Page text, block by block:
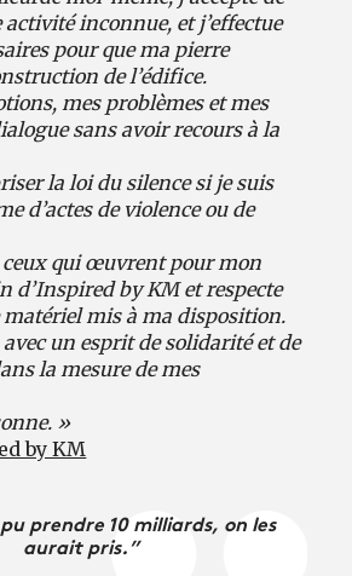
inconnue, et j’effectue
pour que ma pierre
de l’édifice.
mes problèmes et mes
sans avoir recours à la
la loi du silence si je suis
d’actes de violence ou de
ceux qui œuvrent pour mon
d’Inspired by KM et respecte
matériel mis à ma disposition.
avec un esprit de solidarité et de
la mesure de mes
»
by KM
prendre 10 milliards, on les
aurait pris.”